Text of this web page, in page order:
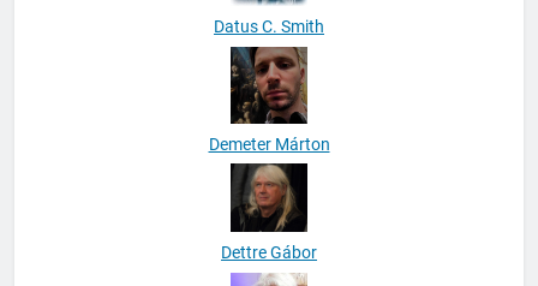
Datus C. Smith
Demeter Márton
Dettre Gábor